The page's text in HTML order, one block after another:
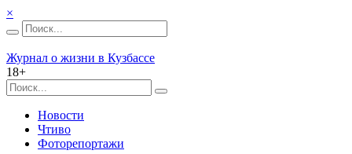
×
Журнал о жизни в Кузбассе
18+
Новости
Чтиво
Фоторепортажи